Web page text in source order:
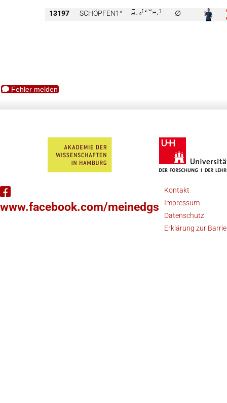
13197 SCHÖPFEN1^  ∅
Fehler melden
www.facebook.com/meinedgs
Kontakt
Impressum
Datenschutz
Erklärung zur